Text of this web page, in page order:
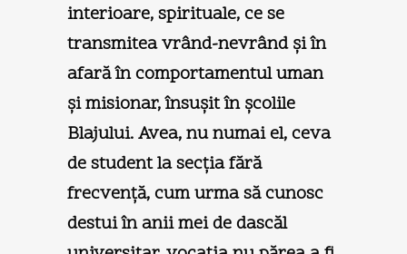
interioare, spirituale, ce se
transmitea vrând-nevrând şi în
afară în comportamentul uman
şi misionar, însuşit în şcolile
Blajului. Avea, nu numai el, ceva
de student la secţia fără
frecvenţă, cum urma să cunosc
destui în anii mei de dascăl